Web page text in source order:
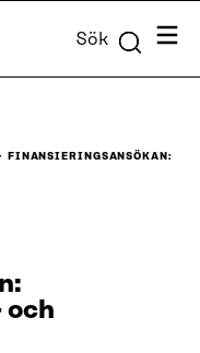
Sök Meny
FINANSIERINGSANSÖKAN:
och